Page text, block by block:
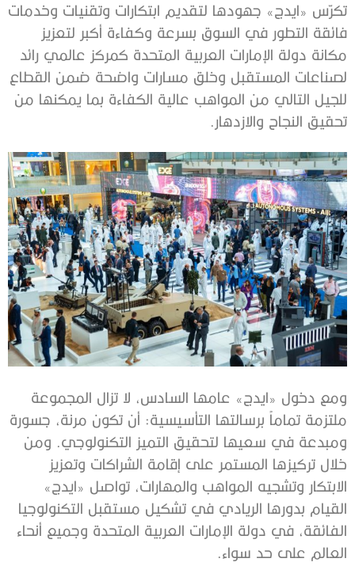
تكرّس «ايدج» جهودها لتقديم ابتكارات وتقنيات وخدمات
فائقة التطور في السوق بسرعة وكفاءة أكبر لتعزيز
مكانة دولة الإمارات العربية المتحدة كمركز عالمي رائد
لصناعات المستقبل وخلق مسارات واضحة ضمن القطاع
للجيل التالي من المواهب عالية الكفاءة بما يمكنها من
تحقيق النجاح والازدهار.
ومع دخول «ايدج» عامها السادس، لا تزال المجموعة
ملتزمة تماماً برسالتها التأسيسية: أن تكون مرنة، جسورة
ومبدعة في سعيها لتحقيق التميز التكنولوجي. ومن
خلال تركيزها المستمر على إقامة الشراكات وتعزيز
الابتكار وتشجيه المواهب والمهارات، تواصل «ايدج»
القيام بدورها الريادي في تشكيل مستقبل التكنولوجيا
الفائقة، في دولة الإمارات العربية المتحدة وجميع أنحاء
العالم على حد سواء.